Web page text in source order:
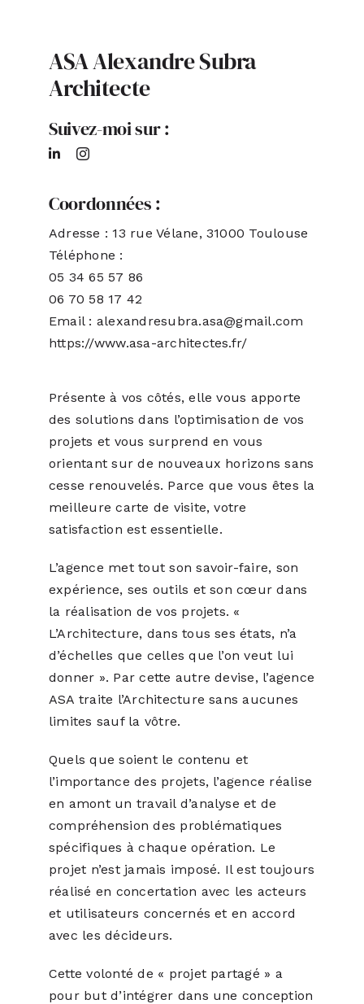
ASA Alexandre Subra
Architecte
Suivez-moi sur :
Coordonnées :
Adresse : 13 rue Vélane, 31000 Toulouse
Téléphone :
05 34 65 57 86
06 70 58 17 42
Email : alexandresubra.asa@gmail.com
https://www.asa-architectes.fr/
Présente à vos côtés, elle vous apporte
des solutions dans l’optimisation de vos
projets et vous surprend en vous
orientant sur de nouveaux horizons sans
cesse renouvelés. Parce que vous êtes la
meilleure carte de visite, votre
satisfaction est essentielle.
L’agence met tout son savoir-faire, son
expérience, ses outils et son cœur dans
la réalisation de vos projets. «
L’Architecture, dans tous ses états, n’a
d’échelles que celles que l’on veut lui
donner ». Par cette autre devise, l’agence
ASA traite l’Architecture sans aucunes
limites sauf la vôtre.
Quels que soient le contenu et
l’importance des projets, l’agence réalise
en amont un travail d’analyse et de
compréhension des problématiques
spécifiques à chaque opération. Le
projet n’est jamais imposé. Il est toujours
réalisé en concertation avec les acteurs
et utilisateurs concernés et en accord
avec les décideurs.
Cette volonté de « projet partagé » a
pour but d’intégrer dans une conception
S’ABONNER
CONTACT